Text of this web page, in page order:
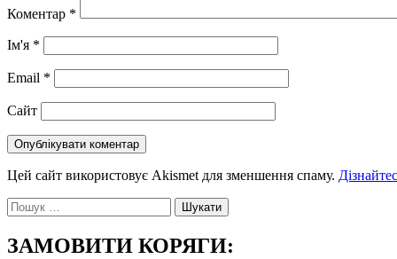
Коментар *
Ім'я *
Email *
Сайт
Цей сайт використовує Akismet для зменшення спаму.
Пошук:
ЗАМОВИТИ КОРЯГИ: